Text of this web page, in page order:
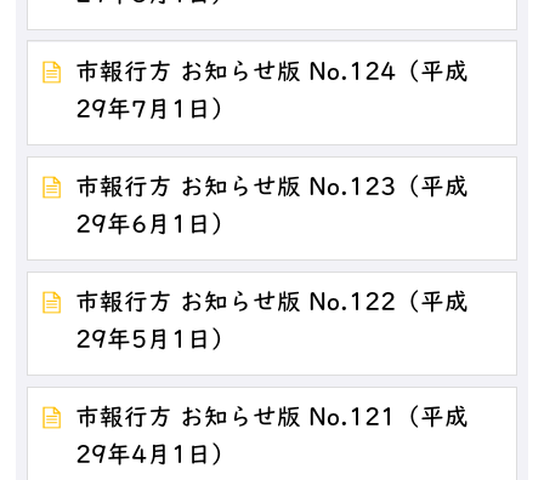
市報行方 お知らせ版 No.124（平成
29年7月1日）
市報行方 お知らせ版 No.123（平成
29年6月1日）
市報行方 お知らせ版 No.122（平成
29年5月1日）
市報行方 お知らせ版 No.121（平成
29年4月1日）